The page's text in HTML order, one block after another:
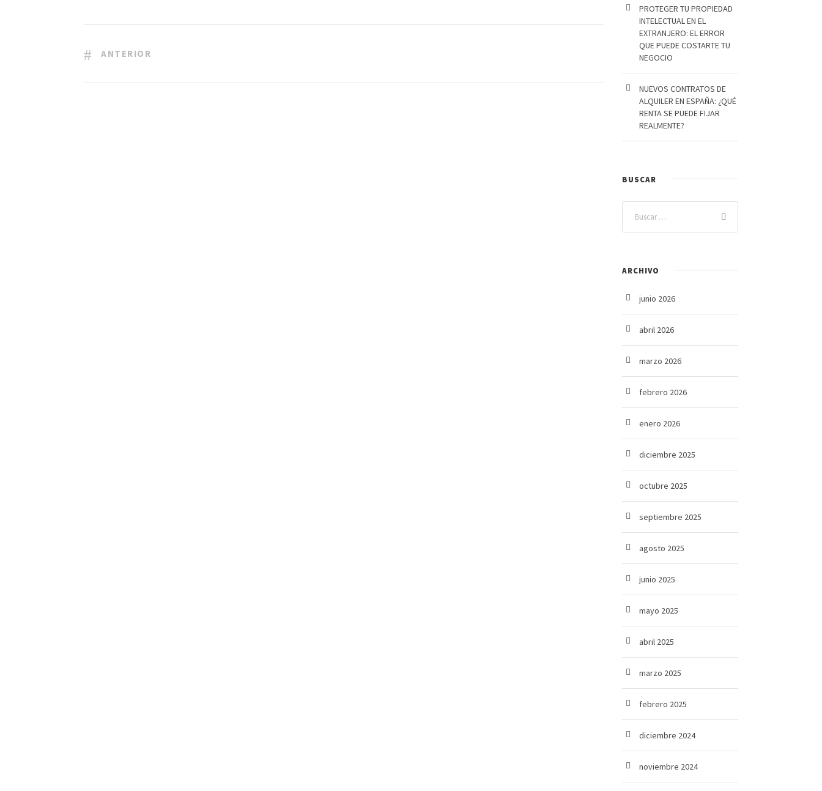
ANTERIOR
PROTEGER TU PROPIEDAD
INTELECTUAL EN EL
EXTRANJERO: EL ERROR
QUE PUEDE COSTARTE TU
NEGOCIO
NUEVOS CONTRATOS DE
ALQUILER EN ESPAÑA: ¿QUÉ
RENTA SE PUEDE FIJAR
REALMENTE?
BUSCAR
ARCHIVO
junio 2026
abril 2026
marzo 2026
febrero 2026
enero 2026
diciembre 2025
octubre 2025
septiembre 2025
agosto 2025
junio 2025
mayo 2025
abril 2025
marzo 2025
febrero 2025
diciembre 2024
noviembre 2024